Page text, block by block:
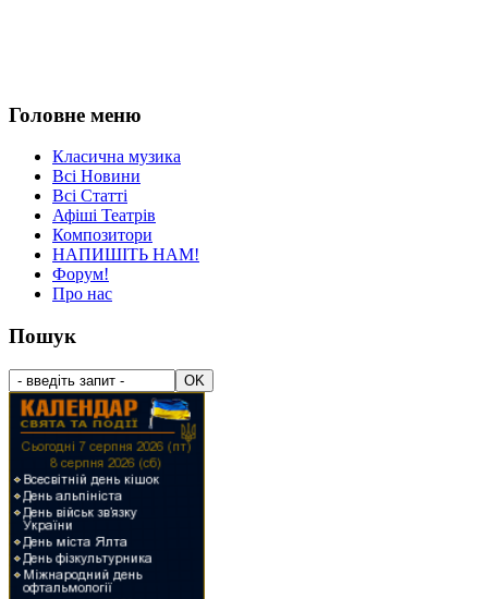
Головне меню
Класична музика
Всі Новини
Всі Статті
Афіші Театрів
Композитори
НАПИШІТЬ НАМ!
Форум!
Про нас
Пошук